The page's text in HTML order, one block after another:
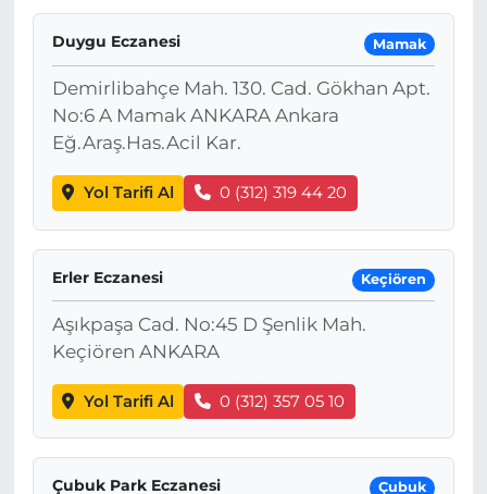
Duygu Eczanesi Mamak
Demirlibahçe Mah. 130. Cad. Gökhan Apt.
No:6 A Mamak ANKARA Ankara
Eğ.Araş.Has.Acil Kar.
Yol Tarifi Al 0 (312) 319 44 20
Erler Eczanesi Keçiören
Aşıkpaşa Cad. No:45 D Şenlik Mah.
Keçiören ANKARA
Yol Tarifi Al 0 (312) 357 05 10
Çubuk Park Eczanesi Çubuk